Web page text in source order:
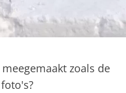
zoals de